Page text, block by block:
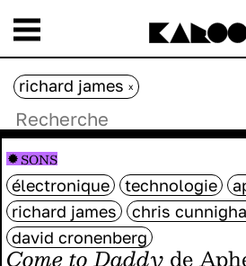
Come to Daddy de
électronique technologie
richard james
chris
david cronenberg
SONS
richard james x